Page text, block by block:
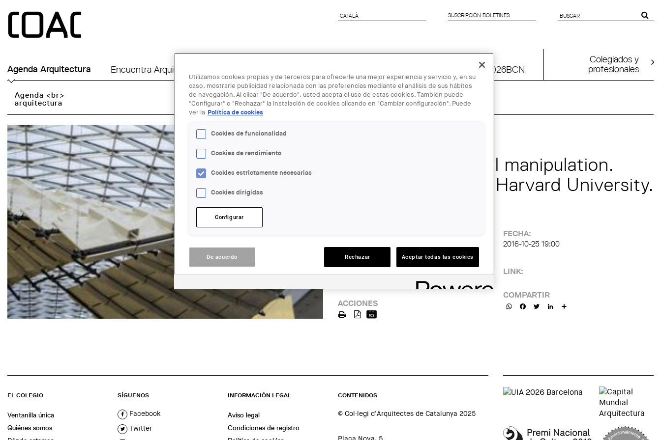
CATALÀ
CATALÀ SUSCRIPCIÓN BOLETINES
FORM
Agenda Arquitectura Encuentra Arquitecto UIA2026BCN
Colegiados y
profesionales
Agenda <br>
arquitectura
Automated material manipulation.
Martin Bechthold (Harvard University.
LUGAR:
ACCIONES
FECHA:
2016-10-25 19:00
LINK:
COMPARTIR
WhatsAppFacebookTwitterLinkedIn
EL COLEGIO
Ventanilla única
Quiénes somos
SÍGUENOS
Facebook
Twitter
INFORMACIÓN LEGAL
Aviso legal
Condiciones de registro
CONTENIDOS
© Col·legi d'Arquitectes de Catalunya 2025
Utilizamos cookies propias y de terceros para ofrecerle una mejor experiencia y servicio y, en su
caso, mostrarle publicidad relacionada con las preferencias mediante el análisis de sus hábitos
de navegación. Al clicar "De acuerdo", usted acepta el uso de estas cookies. También puede
"Configurar" o "Rechazar" la instalación de cookies clicando en "Cambiar configuración". Puede
ver la Política de cookies
Cookies de funcionalidad
Cookies de rendimiento
Cookies estrictamente necesarias
Cookies dirigidas
Configurar
De acuerdo Rechazar Aceptar todas las cookies